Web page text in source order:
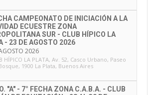
CAMPEONATO DE INICIACIÓN A LA
ECUESTRE ZONA
SUR - CLUB HÍPICO LA
- 23 DE AGOSTO 2026
2026
HÍPICO LA PLATA, Av. 52, Casco Urbano, Paseo
1900 La Plata, Buenos Aires
"A" - 7° FECHA ZONA C.A.B.A. - CLUB